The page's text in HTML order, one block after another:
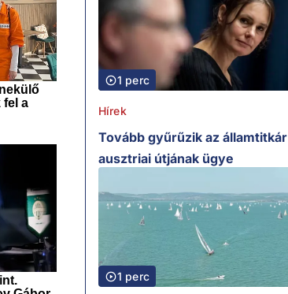
1 perc
Hírek
Tovább gyűrűzik az államtitkár
ausztriai útjának ügye
1 perc